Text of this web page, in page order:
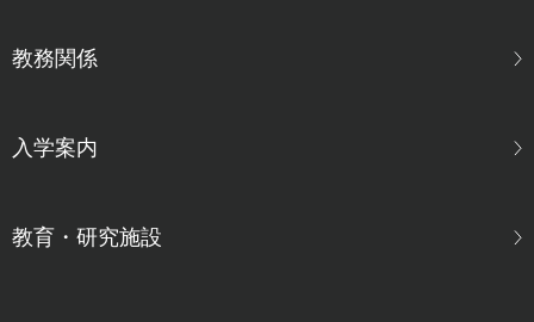
教務関係
入学案内
教育・研究施設